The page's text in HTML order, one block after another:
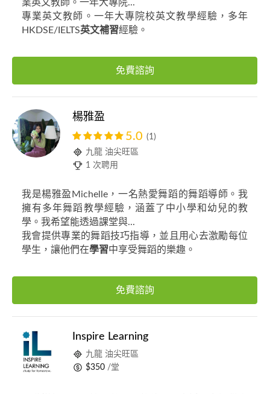
業英文教師。一年大專院...
專業英文教師。一年大專院校英文教學經驗，多年
HKDSE/IELTS英文補習經驗。
免費諮詢
楊雅盈
5.0 (1)
九龍 油尖旺區
1 次聘用
我是楊雅盈Michelle，一名熱愛舞蹈的舞蹈導師。我
擁有多年舞蹈教學經驗，涵蓋了中小學和幼兒的教
學。我希望能透過課堂與...
我會提供專業的舞蹈技巧指導，並且用心去激勵每位
學生，讓他們在學習中享受舞蹈的樂趣。
免費諮詢
Inspire Learning
九龍 油尖旺區
$350 /堂